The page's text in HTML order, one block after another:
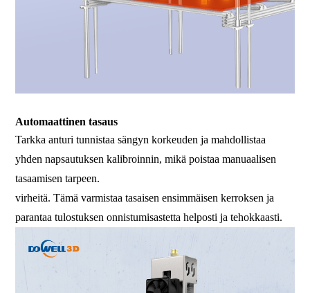
Automaattinen tasaus
Tarkka anturi tunnistaa sängyn korkeuden ja mahdollistaa
yhden napsautuksen kalibroinnin, mikä poistaa manuaalisen
tasaamisen tarpeen.
virheitä. Tämä varmistaa tasaisen ensimmäisen kerroksen ja
parantaa tulostuksen onnistumisastetta helposti ja tehokkaasti.